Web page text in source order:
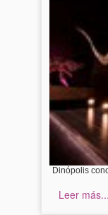
Dinópolis
Leer más...